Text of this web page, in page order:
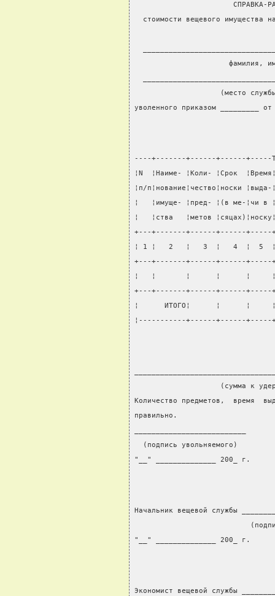
СПРАВКА-
стоимости вещевого имущества
фамилия,
(место
уволенного приказом _________
----+-------+------+------
¦N  ¦Наиме- ¦Коли- ¦Срок
¦п/п¦нование¦чество¦носки
¦   ¦имуще- ¦пред- ¦(в ме-¦чи в
¦   ¦ства   ¦метов
+---+-------+------+------
¦ 1 ¦   2   ¦   3  ¦   4  ¦  5
+---+-------+------+------
¦   ¦       ¦      ¦      ¦
+---+-------+------+------
¦      ИТОГО¦      ¦      ¦
¦-----------+------+------
(сумма к
Количество предметов,  время
правильно.
  (подпись увольняемого)
"__" ______________ 200_ г.
Начальник вещевой службы
"__" ______________ 200_ г.
Экономист вещевой службы